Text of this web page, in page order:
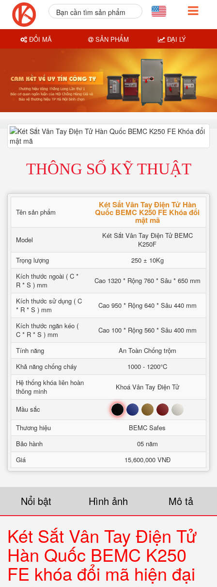
THÔNG SỐ KỸ THUẬT
Tên sản phẩm
Két Sắt Vân Tay Điện Tử Hàn
Quốc BEMC K250 FE Khóa đổi
mật mã
Model
Két Sắt Vân Tay Điện Tử BEMC
K250F
Trọng lượng
250 ± 10Kg
Kích thước ngoài ( C *
R * S ) mm
Cao 1320 * Rộng 760 * Sâu * 650 mm
Kích thước sử dụng ( C
* R * S ) mm
Cao 950 * Rộng 640 * Sâu 440 mm
Kích thước ngăn kéo (
C * R * S ) mm
Cao 100 * Rộng 560 * Sâu 400 mm
Tính năng
An Toàn Chống trộm
Khả năng chống cháy
1000 - 1200°C
Hệ thống khóa liên hoàn
thông minh
Khoá Vân Tay Điện Tử
Mầu sắc Đen Xanh Nâu Đỏ Trắng
Thương hiệu
BEMC Safes
Bảo hành
05 năm
Giá
15,600,000 VNĐ
Nổi bật Hình ảnh Mô tả
Két Sắt Vân Tay Điện Tử
Hàn Quốc BEMC K250
FE khóa đổi mã hiện đại
Bạn cần tìm sản phẩm
ĐỔI MÃ SẢN PHẨM ĐẠI LÝ